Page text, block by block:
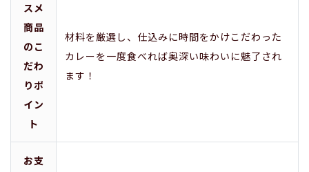
スメ
商品
のこ
だわ
りポ
イン
ト
材料を厳選し、仕込みに時間をかけこだわった
カレーを一度食べれば奥深い味わいに魅了され
ます！
お支